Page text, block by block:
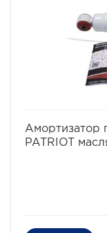
Амортизатор
PATRIOT